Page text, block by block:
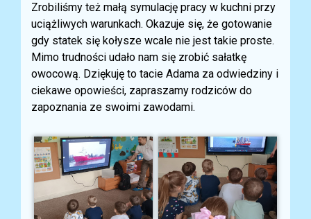
Zrobiliśmy też małą symulację pracy w kuchni przy
uciążliwych warunkach. Okazuje się, że gotowanie
gdy statek się kołysze wcale nie jest takie proste.
Mimo trudności udało nam się zrobić sałatkę
owocową. Dziękuję to tacie Adama za odwiedziny i
ciekawe opowieści, zapraszamy rodziców do
zapoznania ze swoimi zawodami.